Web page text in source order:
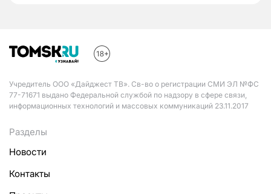
Учредитель ООО «Дайджест ТВ». Св-во о регистрации СМИ ЭЛ №ФС
77-71671 выдано Федеральной службой по надзору в сфере связи,
информационных технологий и массовых коммуникаций 23.11.2017
Разделы
Новости
Контакты